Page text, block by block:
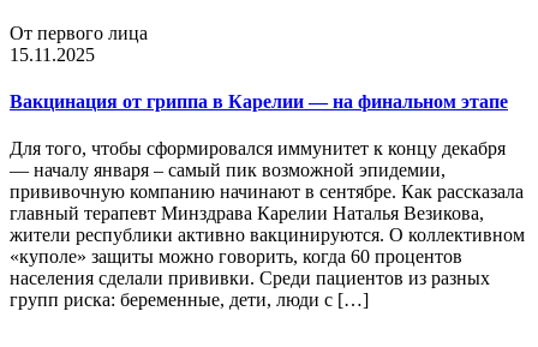
От первого лица
15.11.2025
Вакцинация от гриппа в Карелии — на финальном этапе
Для того, чтобы сформировался иммунитет к концу декабря
— началу января – самый пик возможной эпидемии,
прививочную компанию начинают в сентябре. Как рассказала
главный терапевт Минздрава Карелии Наталья Везикова,
жители республики активно вакцинируются. О коллективном
«куполе» защиты можно говорить, когда 60 процентов
населения сделали прививки. Среди пациентов из разных
групп риска: беременные, дети, люди с […]